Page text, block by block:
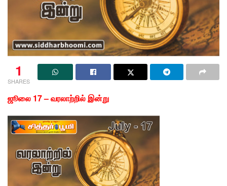
1
SHARES
ஜூலை 17 – வரலாற்றில் இன்று